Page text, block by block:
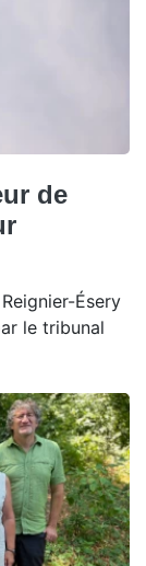
de
Ésery
le tribunal